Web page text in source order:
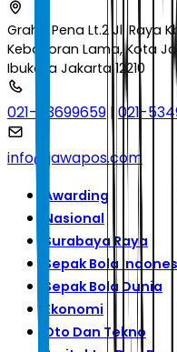
Graha Pena Lt.2 Jl. Raya
Kebayoran Lama, Kota
Ibukota Jakarta 12210
021-53699659 | 021-
info@jawapos.com
Awarding
Nasional
Surabaya Raya
Sepak Bola
Sepak Bola Dunia
Ekonomi
Oto Dan Tekno